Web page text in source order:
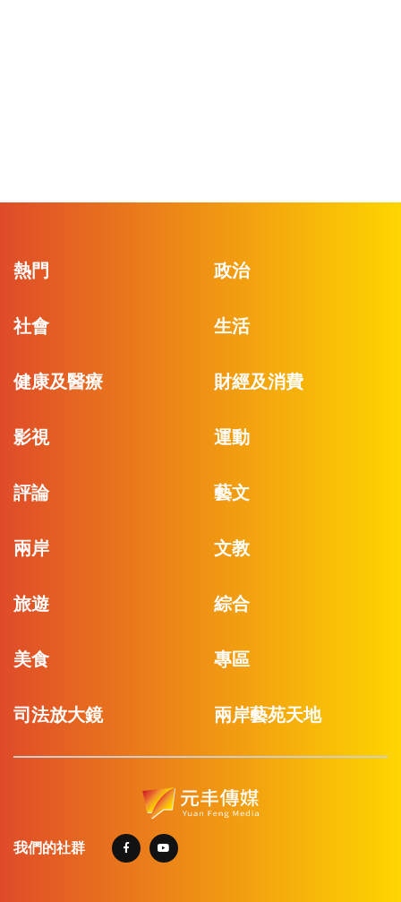
熱門 政治
社會 生活
健康及醫療 財經及消費
影視 運動
評論 藝文
兩岸 文教
旅遊 綜合
美食 專區
司法放大鏡 兩岸藝苑天地
我們的社群